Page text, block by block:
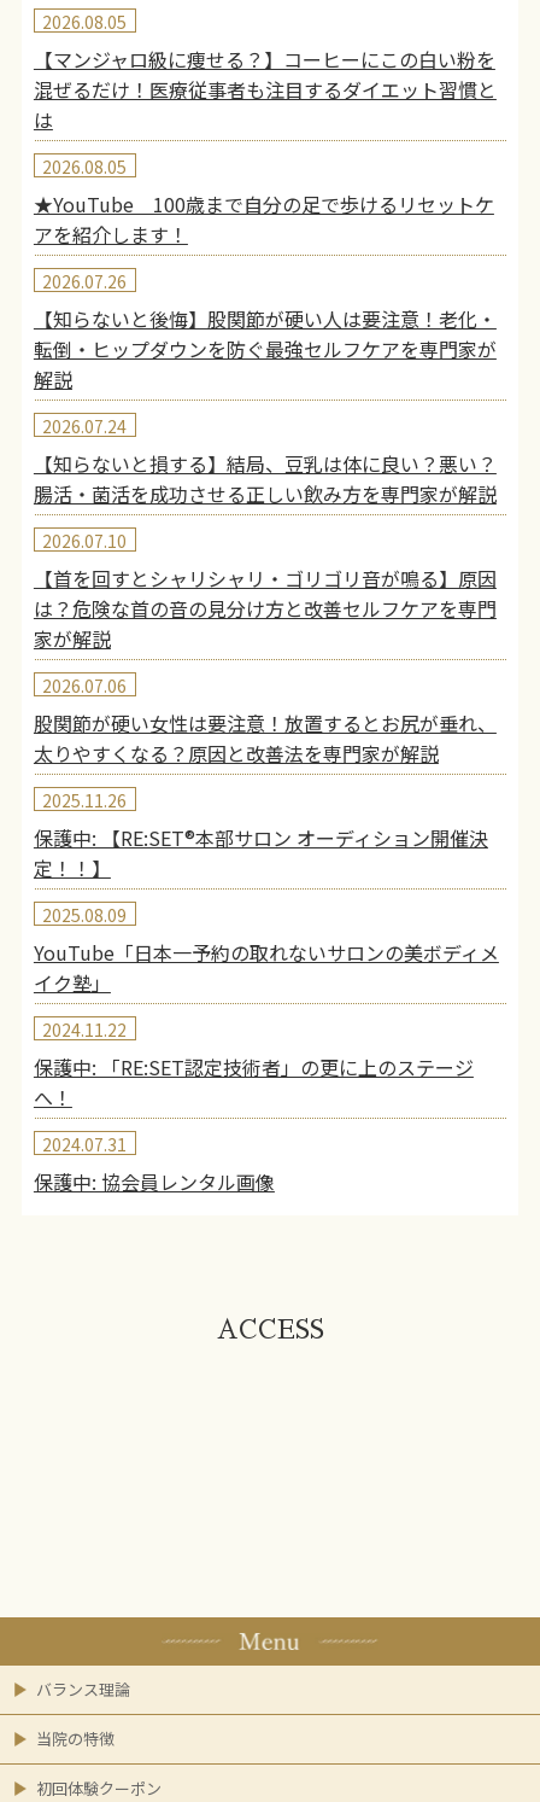
【マンジャロ級に痩せる？】コーヒーにこの白い粉を
混ぜるだけ！医療従事者も注目するダイエット習慣と
は
2026.08.05
★YouTube 100歳まで自分の足で歩けるリセットケ
アを紹介します！
2026.08.05
【知らないと後悔】股関節が硬い人は要注意！老化・
転倒・ヒップダウンを防ぐ最強セルフケアを専門家が
解説
2026.07.26
【知らないと損する】結局、豆乳は体に良い？悪い？
腸活・菌活を成功させる正しい飲み方を専門家が解説
2026.07.24
【首を回すとシャリシャリ・ゴリゴリ音が鳴る】原因
は？危険な首の音の見分け方と改善セルフケアを専門
家が解説
2026.07.10
股関節が硬い女性は要注意！放置するとお尻が垂れ、
太りやすくなる？原因と改善法を専門家が解説
2026.07.06
保護中: 【RE:SET®︎本部サロン オーディション開催決
定！！】
2025.11.26
YouTube「日本一予約の取れないサロンの美ボディメ
イク塾」
2025.08.09
保護中: 「RE:SET認定技術者」の更に上のステージ
へ！
2024.11.22
保護中: 協会員レンタル画像
2024.07.31
ACCESS
バランス理論
当院の特徴
初回体験クーポン